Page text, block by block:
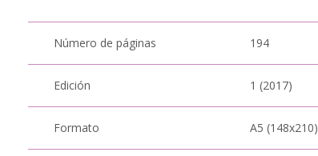
Número de páginas 194
Edición 1 (2017)
Formato A5 (148x210)